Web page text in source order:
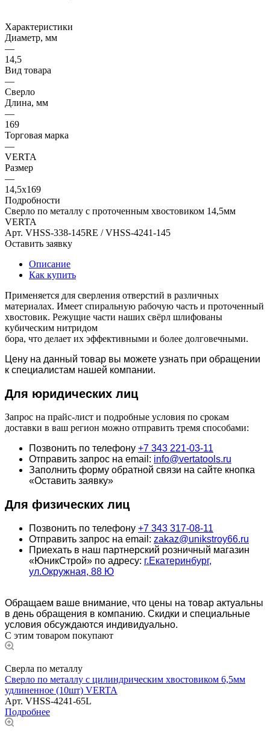
Характеристики
Диаметр, мм
—
14,5
Вид товара
—
Сверло
Длина, мм
—
169
Торговая марка
—
VERTA
Размер
—
14,5х169
Подробности
Сверло по металлу с проточенным хвостовиком 14,5мм
VERTA
Арт. VHSS-338-145RE / VHSS-4241-145
Оставить заявку
Описание
Как купить
Применяется для сверления отверстий в различных
материалах. Имеет спиральную рабочую часть и проточенный
хвостовик. Режущие части наших свёрл шлифованы
кубическим нитридом
бора, что делает их эффективными и более долговечными.
Цену на данный товар вы можете узнать при обращении
к специалистам нашей компании.
Для юридических лиц
Запрос на прайс-лист и подробные условия по срокам
доставки в ваш регион можно отправить тремя способами:
Позвонить по телефону +7 343 221-03-11
Отправить запрос на email: info@vertatools.ru
Заполнить форму обратной связи на сайте кнопка
«Оставить заявку»
Для физических лиц
Позвонить по телефону +7 343 317-08-11
Отправить запрос на email: zakaz@unikstroy66.ru
Приехать в наш партнерский розничный магазин
«ЮникСтрой» по адресу: г.Екатеринбург,
ул.Окружная, 88 Ю
Обращаем ваше внимание, что цены на товар актуальны
в день обращения в компанию. Скидки и специальные
условия обсуждаются индивидуально.
С этим товаром покупают
Сверла по металлу
Сверло по металлу с цилиндрическим хвостовиком 6,5мм
удлиненное (10шт) VERTA
Арт. VHSS-4241-65L
Подробнее